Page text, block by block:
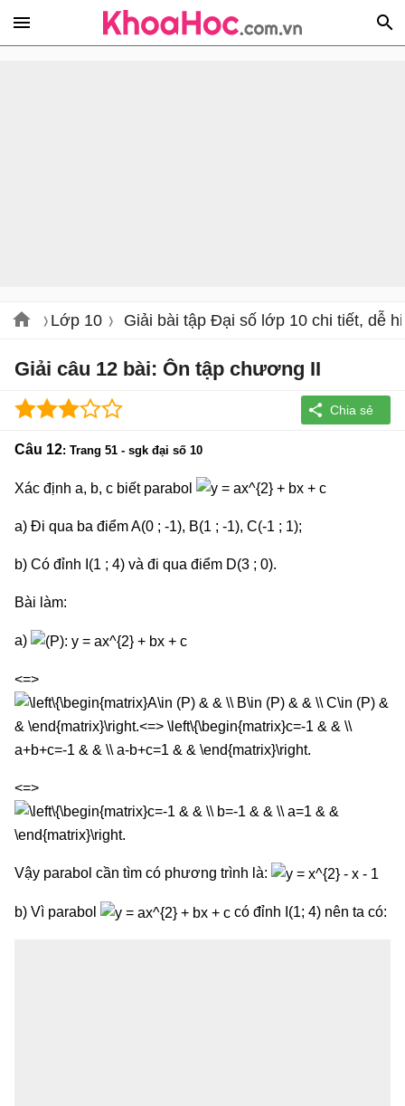
Lớp 10 Giải bài tập Đại số lớp 10 chi tiết, dễ
Giải câu 12 bài: Ôn tập chương II
Câu 12: Trang 51 - sgk đại số 10
Xác định a, b, c biết parabol
a) Đi qua ba điểm A(0 ; -1), B(1 ; -1), C(-1 ; 1);
b) Có đỉnh I(1 ; 4) và đi qua điểm D(3 ; 0).
Bài làm:
a)
<=>
<=>
Vậy parabol cần tìm có phương trình là:
b) Vì parabol có đỉnh I(1; 4) nên ta có: